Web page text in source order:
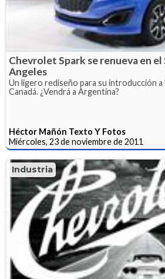
Chevrolet Spark se renueva en el
Angeles
Un ligero rediseño para su introducción a
Canadá. ¿Vendrá a Argentina?
Héctor Mañón Texto Y Fotos
Miércoles, 23 de noviembre de 2011
Industria